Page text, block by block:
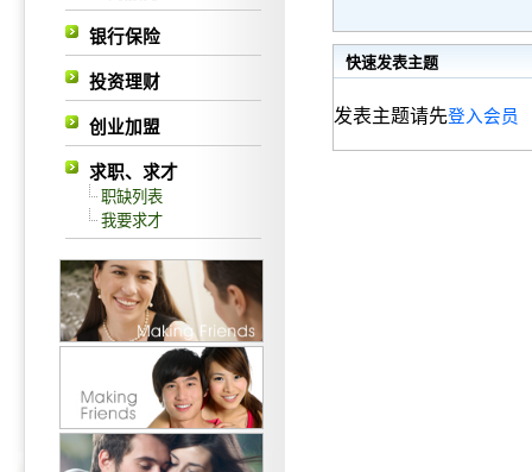
银行保险
投资理财
创业加盟
求职、求才
职缺列表
我要求才
快速发表主题
发表主题请先登入会员